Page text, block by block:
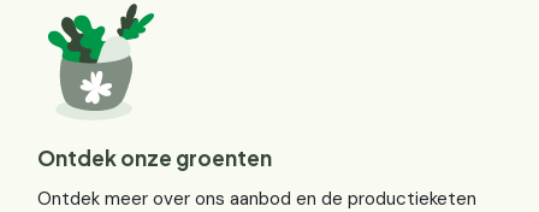
Ontdek onze groenten
Ontdek meer over ons aanbod en de productieketen